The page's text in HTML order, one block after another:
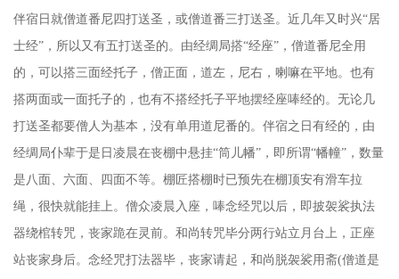
伴宿日就僧道番尼四打送圣，或僧道番三打送圣。近几年又时兴“居
士经”，所以又有五打送圣的。由经绸局搭“经座”，僧道番尼全用
的，可以搭三面经托子，僧正面，道左，尼右，喇嘛在平地。也有
搭两面或一面托子的，也有不搭经托子平地摆经座唪经的。无论几
打送圣都要僧人为基本，没有单用道尼番的。伴宿之日有经的，由
经绸局仆辈于是日凌晨在丧棚中悬挂“筒儿幡”，即所谓“幡幢”，数量
是八面、六面、四面不等。棚匠搭棚时已预先在棚顶安有滑车拉
绳，很快就能挂上。僧众凌晨入座，唪念经咒以后，即披袈裟执法
器绕棺转咒，丧家跪在灵前。和尚转咒毕分两行站立月台上，正座
站丧家身后。念经咒打法器毕，丧家请起，和尚脱袈裟用斋(僧道是